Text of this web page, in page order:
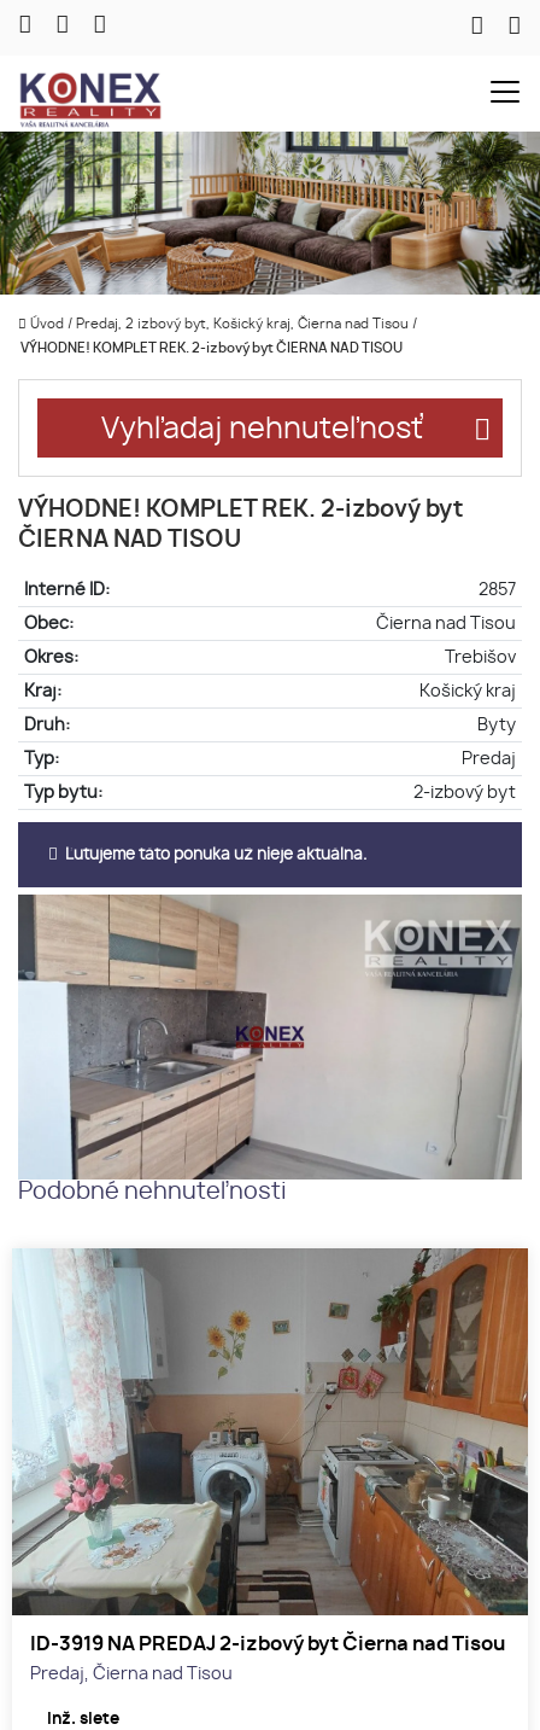
Úvod / Predaj, 2 izbový byt, Košický kraj, Čierna nad Tisou /
VÝHODNE! KOMPLET REK. 2-izbový byt ČIERNA NAD TISOU
Vyhľadaj nehnuteľnosť
VÝHODNE! KOMPLET REK. 2-izbový byt
ČIERNA NAD TISOU
Interné ID:
2857
Obec:
Čierna nad Tisou
Okres:
Trebišov
Kraj:
Košický kraj
Druh:
Byty
Typ:
Predaj
Typ bytu:
2-izbový byt
Ľutujeme táto ponuka už nieje aktuálna.
Podobné nehnuteľnosti
ID-3919 NA PREDAJ 2-izbový byt Čierna nad Tisou
Predaj, Čierna nad Tisou
Inž. siete